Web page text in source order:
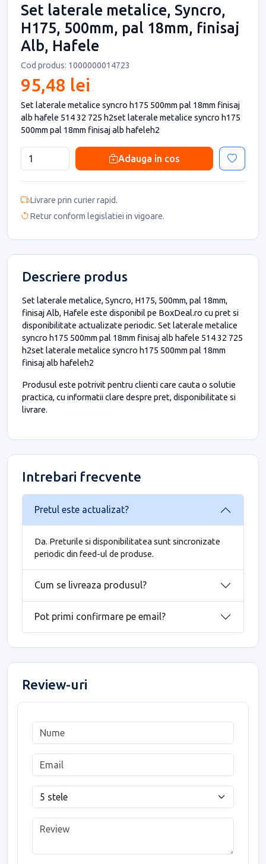
Set laterale metalice, Syncro,
H175, 500mm, pal 18mm, finisaj
Alb, Hafele
Cod produs: 1000000014723
95,48 lei
Set laterale metalice syncro h175 500mm pal 18mm finisaj
alb hafele 514 32 725 h2set laterale metalice syncro h175
500mm pal 18mm finisaj alb hafeleh2
Adauga in cos
Livrare prin curier rapid.
Retur conform legislatiei in vigoare.
Descriere produs
Set laterale metalice, Syncro, H175, 500mm, pal 18mm,
finisaj Alb, Hafele este disponibil pe BoxDeal.ro cu pret si
disponibilitate actualizate periodic. Set laterale metalice
syncro h175 500mm pal 18mm finisaj alb hafele 514 32 725
h2set laterale metalice syncro h175 500mm pal 18mm
finisaj alb hafeleh2
Produsul este potrivit pentru clienti care cauta o solutie
practica, cu informatii clare despre pret, disponibilitate si
livrare.
Intrebari frecvente
Pretul este actualizat?
Da. Preturile si disponibilitatea sunt sincronizate
periodic din feed-ul de produse.
Cum se livreaza produsul?
Pot primi confirmare pe email?
Review-uri